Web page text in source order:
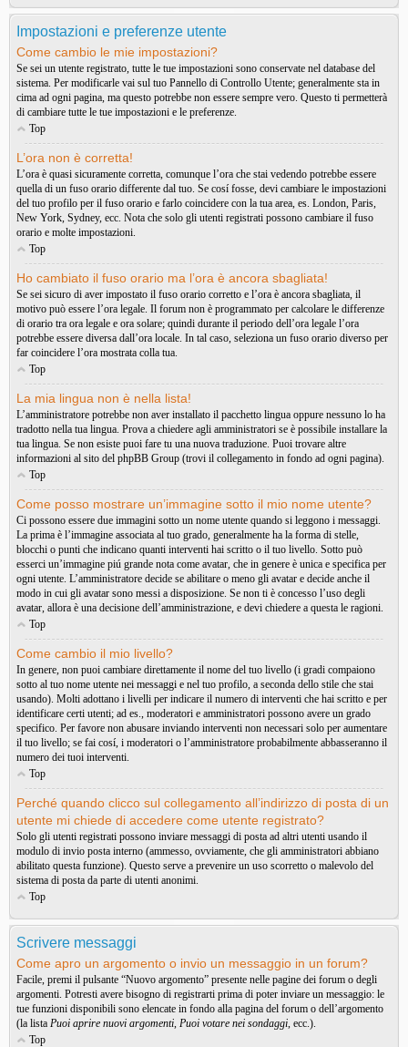
Impostazioni e preferenze utente
Come cambio le mie impostazioni?
Se sei un utente registrato, tutte le tue impostazioni sono conservate nel database del
sistema. Per modificarle vai sul tuo Pannello di Controllo Utente; generalmente sta in
cima ad ogni pagina, ma questo potrebbe non essere sempre vero. Questo ti permetterà
di cambiare tutte le tue impostazioni e le preferenze.
Top
L’ora non è corretta!
L’ora è quasi sicuramente corretta, comunque l’ora che stai vedendo potrebbe essere
quella di un fuso orario differente dal tuo. Se cosí fosse, devi cambiare le impostazioni
del tuo profilo per il fuso orario e farlo coincidere con la tua area, es. London, Paris,
New York, Sydney, ecc. Nota che solo gli utenti registrati possono cambiare il fuso
orario e molte impostazioni.
Top
Ho cambiato il fuso orario ma l’ora è ancora sbagliata!
Se sei sicuro di aver impostato il fuso orario corretto e l’ora è ancora sbagliata, il
motivo può essere l’ora legale. Il forum non è programmato per calcolare le differenze
di orario tra ora legale e ora solare; quindi durante il periodo dell’ora legale l’ora
potrebbe essere diversa dall’ora locale. In tal caso, seleziona un fuso orario diverso per
far coincidere l’ora mostrata colla tua.
Top
La mia lingua non è nella lista!
L’amministratore potrebbe non aver installato il pacchetto lingua oppure nessuno lo ha
tradotto nella tua lingua. Prova a chiedere agli amministratori se è possibile installare la
tua lingua. Se non esiste puoi fare tu una nuova traduzione. Puoi trovare altre
informazioni al sito del phpBB Group (trovi il collegamento in fondo ad ogni pagina).
Top
Come posso mostrare un’immagine sotto il mio nome utente?
Ci possono essere due immagini sotto un nome utente quando si leggono i messaggi.
La prima è l’immagine associata al tuo grado, generalmente ha la forma di stelle,
blocchi o punti che indicano quanti interventi hai scritto o il tuo livello. Sotto può
esserci un’immagine piú grande nota come avatar, che in genere è unica e specifica per
ogni utente. L’amministratore decide se abilitare o meno gli avatar e decide anche il
modo in cui gli avatar sono messi a disposizione. Se non ti è concesso l’uso degli
avatar, allora è una decisione dell’amministrazione, e devi chiedere a questa le ragioni.
Top
Come cambio il mio livello?
In genere, non puoi cambiare direttamente il nome del tuo livello (i gradi compaiono
sotto al tuo nome utente nei messaggi e nel tuo profilo, a seconda dello stile che stai
usando). Molti adottano i livelli per indicare il numero di interventi che hai scritto e per
identificare certi utenti; ad es., moderatori e amministratori possono avere un grado
specifico. Per favore non abusare inviando interventi non necessari solo per aumentare
il tuo livello; se fai cosí, i moderatori o l’amministratore probabilmente abbasseranno il
numero dei tuoi interventi.
Top
Perché quando clicco sul collegamento all’indirizzo di posta di un
utente mi chiede di accedere come utente registrato?
Solo gli utenti registrati possono inviare messaggi di posta ad altri utenti usando il
modulo di invio posta interno (ammesso, ovviamente, che gli amministratori abbiano
abilitato questa funzione). Questo serve a prevenire un uso scorretto o malevolo del
sistema di posta da parte di utenti anonimi.
Top
Scrivere messaggi
Come apro un argomento o invio un messaggio in un forum?
Facile, premi il pulsante “Nuovo argomento” presente nelle pagine dei forum o degli
argomenti. Potresti avere bisogno di registrarti prima di poter inviare un messaggio: le
tue funzioni disponibili sono elencate in fondo alla pagina del forum o dell’argomento
(la lista Puoi aprire nuovi argomenti, Puoi votare nei sondaggi, ecc.).
Top